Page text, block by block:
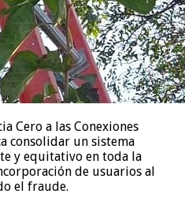
Cero a las Conexiones
consolidar un sistema
y equitativo en toda la
de usuarios al
el fraude.